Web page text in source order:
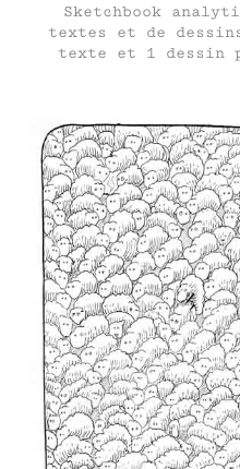
Sketchbook
textes et de
texte et 1 dessin